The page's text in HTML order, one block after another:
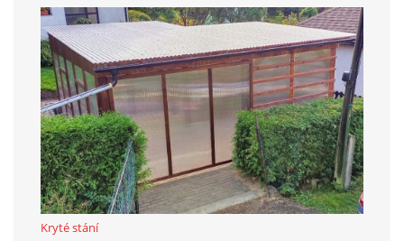
Kryté stání